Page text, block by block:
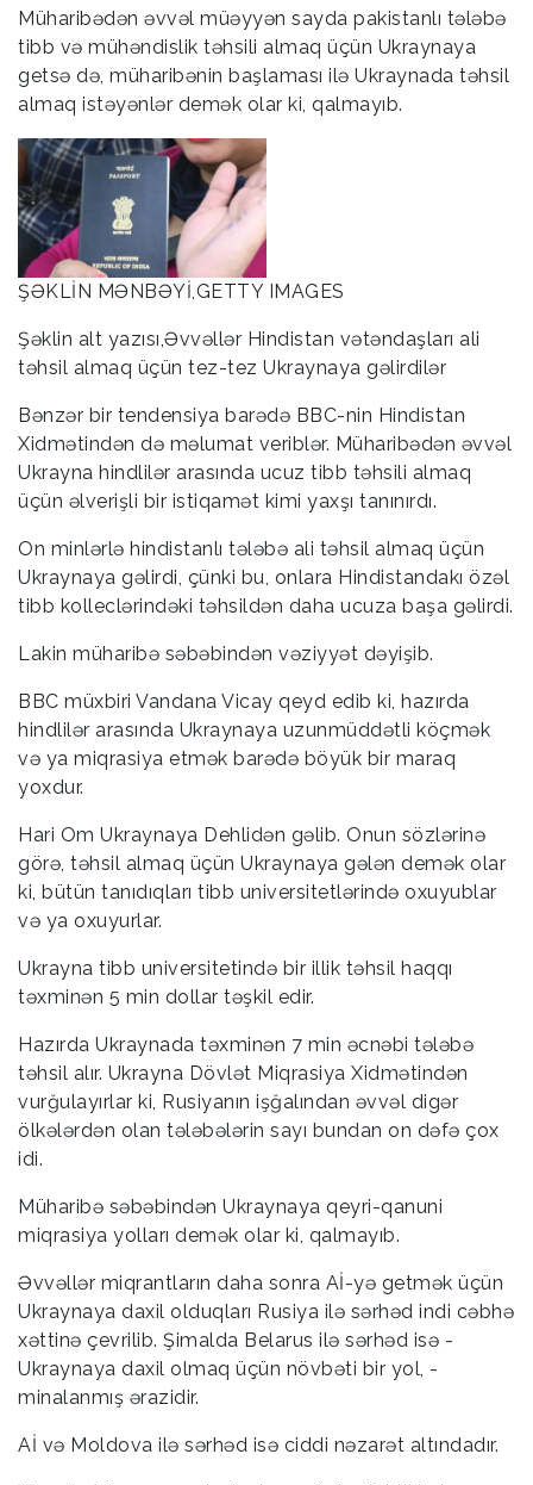
Müharibədən əvvəl müəyyən sayda pakistanlı tələbə
tibb və mühəndislik təhsili almaq üçün Ukraynaya
getsə də, müharibənin başlaması ilə Ukraynada təhsil
almaq istəyənlər demək olar ki, qalmayıb.
ŞƏKLİN MƏNBƏYİ,GETTY IMAGES
Şəklin alt yazısı,Əvvəllər Hindistan vətəndaşları ali
təhsil almaq üçün tez-tez Ukraynaya gəlirdilər
Bənzər bir tendensiya barədə BBC-nin Hindistan
Xidmətindən də məlumat veriblər. Müharibədən əvvəl
Ukrayna hindlilər arasında ucuz tibb təhsili almaq
üçün əlverişli bir istiqamət kimi yaxşı tanınırdı.
On minlərlə hindistanlı tələbə ali təhsil almaq üçün
Ukraynaya gəlirdi, çünki bu, onlara Hindistandakı özəl
tibb kolleclərindəki təhsildən daha ucuza başa gəlirdi.
Lakin müharibə səbəbindən vəziyyət dəyişib.
BBC müxbiri Vandana Vicay qeyd edib ki, hazırda
hindlilər arasında Ukraynaya uzunmüddətli köçmək
və ya miqrasiya etmək barədə böyük bir maraq
yoxdur.
Hari Om Ukraynaya Dehlidən gəlib. Onun sözlərinə
görə, təhsil almaq üçün Ukraynaya gələn demək olar
ki, bütün tanıdıqları tibb universitetlərində oxuyublar
və ya oxuyurlar.
Ukrayna tibb universitetində bir illik təhsil haqqı
təxminən 5 min dollar təşkil edir.
Hazırda Ukraynada təxminən 7 min əcnəbi tələbə
təhsil alır. Ukrayna Dövlət Miqrasiya Xidmətindən
vurğulayırlar ki, Rusiyanın işğalından əvvəl digər
ölkələrdən olan tələbələrin sayı bundan on dəfə çox
idi.
Müharibə səbəbindən Ukraynaya qeyri-qanuni
miqrasiya yolları demək olar ki, qalmayıb.
Əvvəllər miqrantların daha sonra Aİ-yə getmək üçün
Ukraynaya daxil olduqları Rusiya ilə sərhəd indi cəbhə
xəttinə çevrilib. Şimalda Belarus ilə sərhəd isə -
Ukraynaya daxil olmaq üçün növbəti bir yol, -
minalanmış ərazidir.
Aİ və Moldova ilə sərhəd isə ciddi nəzarət altındadır.